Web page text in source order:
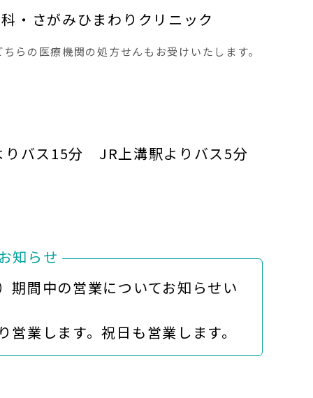
・さがみひまわりクリニック
らの医療機関の処方せんもお受けいたします。
りバス15分 JR上溝駅よりバス5分
知らせ
期間中の営業についてお知らせい
業します。祝日も営業します。